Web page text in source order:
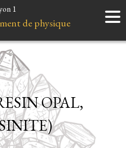
Accueil
Instruments
Liens et ressources
1
de physique
OPAL,